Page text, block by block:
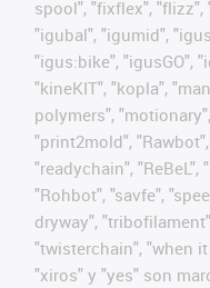
spool", "fixflex", "flizz",
"igubal", "igumid",
"igus:bike", "igusGO",
"kineKIT", "kopla",
polymers",
"print2mold", "Rawbot",
"readychain", "ReBeL",
"Rohbot", "savfe",
dryway",
"twisterchain", "when
"xiros" y "yes" son